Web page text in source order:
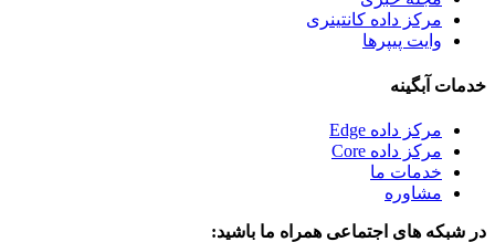
مرکز داده کانتینری
وایت پیپرها
خدمات آبگینه
مرکز داده Edge
مرکز داده Core
خدمات ما
مشاوره
در شبکه های اجتماعی همراه ما باشید: